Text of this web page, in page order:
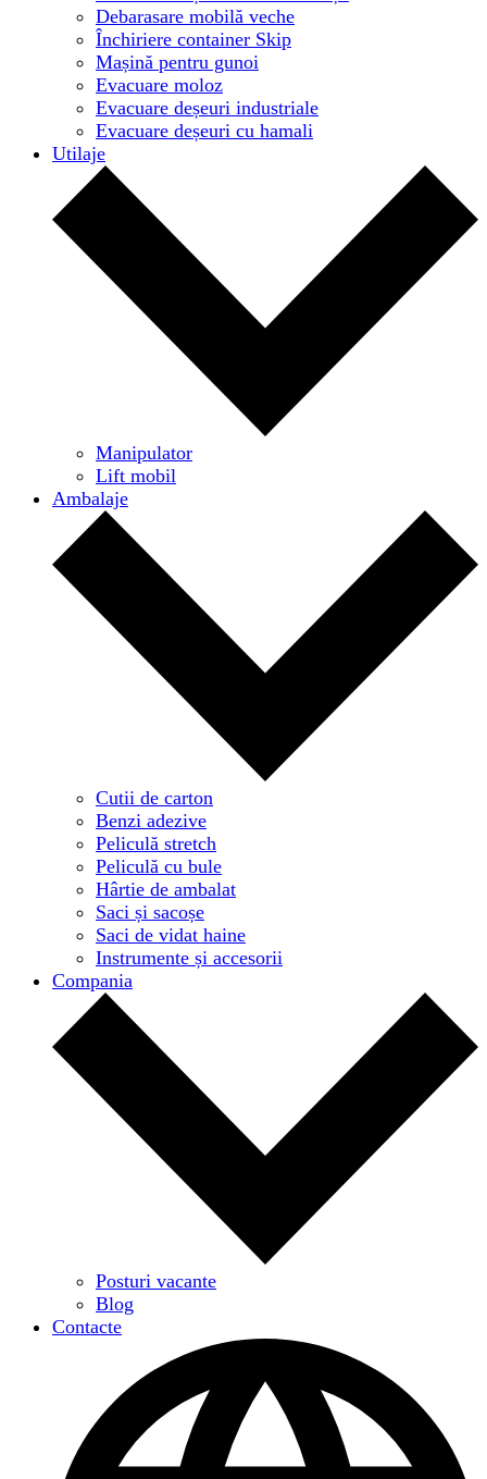
Debarasare mobilă veche
Închiriere container Skip
Mașină pentru gunoi
Evacuare moloz
Evacuare deșeuri industriale
Evacuare deșeuri cu hamali
Utilaje
Manipulator
Lift mobil
Ambalaje
Cutii de carton
Benzi adezive
Peliculă stretch
Peliculă cu bule
Hârtie de ambalat
Saci și sacoșe
Saci de vidat haine
Instrumente și accesorii
Compania
Posturi vacante
Blog
Contacte